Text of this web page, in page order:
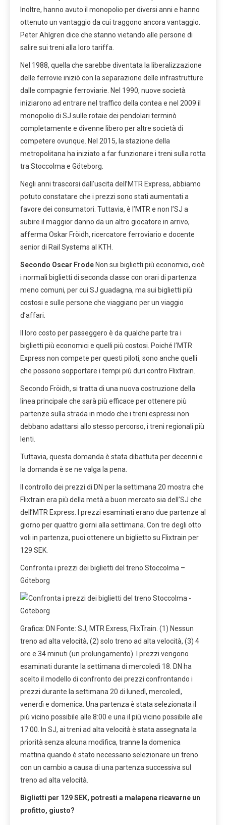
Inoltre, hanno avuto il monopolio per diversi anni e hanno
ottenuto un vantaggio da cui traggono ancora vantaggio.
Peter Ahlgren dice che stanno vietando alle persone di
salire sui treni alla loro tariffa.
Nel 1988, quella che sarebbe diventata la liberalizzazione
delle ferrovie iniziò con la separazione delle infrastrutture
dalle compagnie ferroviarie. Nel 1990, nuove società
iniziarono ad entrare nel traffico della contea e nel 2009 il
monopolio di SJ sulle rotaie dei pendolari terminò
completamente e divenne libero per altre società di
competere ovunque. Nel 2015, la stazione della
metropolitana ha iniziato a far funzionare i treni sulla rotta
tra Stoccolma e Göteborg.
Negli anni trascorsi dall’uscita dell’MTR Express, abbiamo
potuto constatare che i prezzi sono stati aumentati a
favore dei consumatori. Tuttavia, è l’MTR e non l’SJ a
subire il maggior danno da un altro giocatore in arrivo,
afferma Oskar Fröidh, ricercatore ferroviario e docente
senior di Rail Systems al KTH.
Secondo Oscar Frode Non sui biglietti più economici, cioè
i normali biglietti di seconda classe con orari di partenza
meno comuni, per cui SJ guadagna, ma sui biglietti più
costosi e sulle persone che viaggiano per un viaggio
d’affari.
Il loro costo per passeggero è da qualche parte tra i
biglietti più economici e quelli più costosi. Poiché l’MTR
Express non compete per questi piloti, sono anche quelli
che possono sopportare i tempi più duri contro Flixtrain.
Secondo Fröidh, si tratta di una nuova costruzione della
linea principale che sarà più efficace per ottenere più
partenze sulla strada in modo che i treni espressi non
debbano adattarsi allo stesso percorso, i treni regionali più
lenti.
Tuttavia, questa domanda è stata dibattuta per decenni e
la domanda è se ne valga la pena.
Il controllo dei prezzi di DN per la settimana 20 mostra che
Flixtrain era più della metà a buon mercato sia dell’SJ che
dell’MTR Express. I prezzi esaminati erano due partenze al
giorno per quattro giorni alla settimana. Con tre degli otto
voli in partenza, puoi ottenere un biglietto su Flixtrain per
129 SEK.
Confronta i prezzi dei biglietti del treno Stoccolma –
Göteborg
Grafica: DN Fonte: SJ, MTR Exress, FlixTrain. (1) Nessun
treno ad alta velocità, (2) solo treno ad alta velocità, (3) 4
ore e 34 minuti (un prolungamento). I prezzi vengono
esaminati durante la settimana di mercoledì 18. DN ha
scelto il modello di confronto dei prezzi confrontando i
prezzi durante la settimana 20 di lunedì, mercoledì,
venerdì e domenica. Una partenza è stata selezionata il
più vicino possibile alle 8:00 e una il più vicino possibile alle
17:00. In SJ, ai treni ad alta velocità è stata assegnata la
priorità senza alcuna modifica, tranne la domenica
mattina quando è stato necessario selezionare un treno
con un cambio a causa di una partenza successiva sul
treno ad alta velocità.
Biglietti per 129 SEK, potresti a malapena ricavarne un
profitto, giusto?